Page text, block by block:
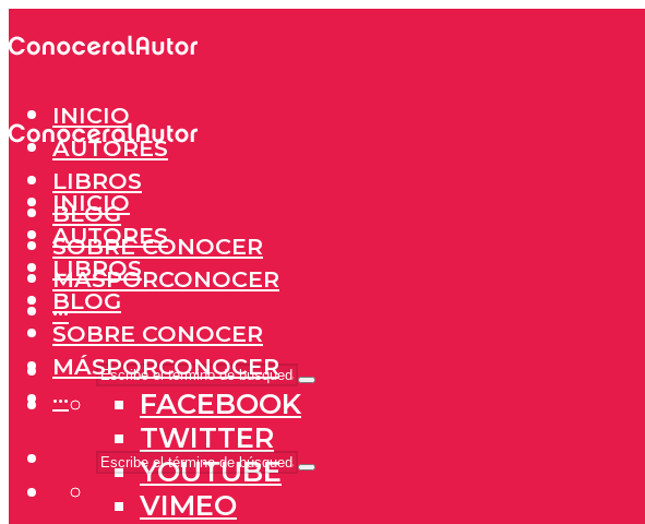
INICIO
AUTORES
LIBROS
BLOG
SOBRE CONOCER
MÁSPORCONOCER
···
FACEBOOK
TWITTER
YOUTUBE
VIMEO
INICIO
AUTORES
LIBROS
BLOG
SOBRE CONOCER
MÁSPORCONOCER
···